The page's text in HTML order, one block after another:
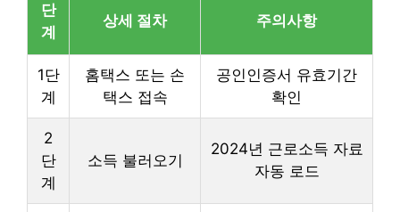
단
계
상세 절차 주의사항
1단
계
홈택스 또는 손
택스 접속
공인인증서 유효기간
확인
2
단
계
소득 불러오기
2024년 근로소득 자료
자동 로드